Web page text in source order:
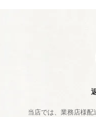
当店では、業務店様